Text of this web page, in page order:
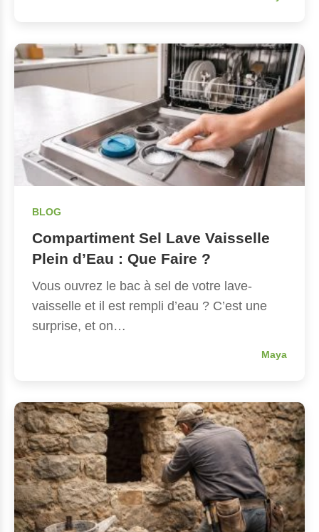
BLOG
Compartiment Sel Lave Vaisselle
Plein d’Eau : Que Faire ?
Vous ouvrez le bac à sel de votre lave-
vaisselle et il est rempli d’eau ? C’est une
surprise, et on…
Maya